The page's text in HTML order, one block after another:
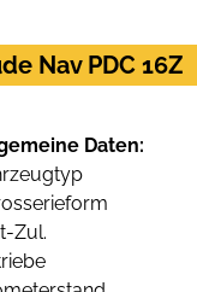
Nav PDC 16Z
Daten:
Zul.